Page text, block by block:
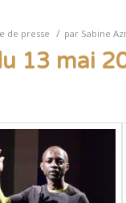
de presse / par Sabine
13 mai